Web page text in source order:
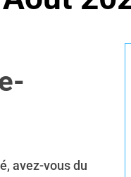
avez-vous du